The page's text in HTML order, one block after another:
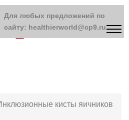
кисты яичников
Для любых предложений по
сайту: healthierworld@cp9.ru